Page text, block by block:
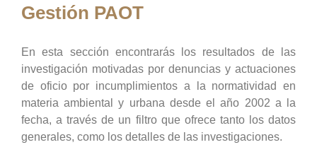
Gestión PAOT
En esta sección encontrarás los resultados de las
investigación motivadas por denuncias y actuaciones
de oficio por incumplimientos a la normatividad en
materia ambiental y urbana desde el año 2002 a la
fecha, a través de un filtro que ofrece tanto los datos
generales, como los detalles de las investigaciones.